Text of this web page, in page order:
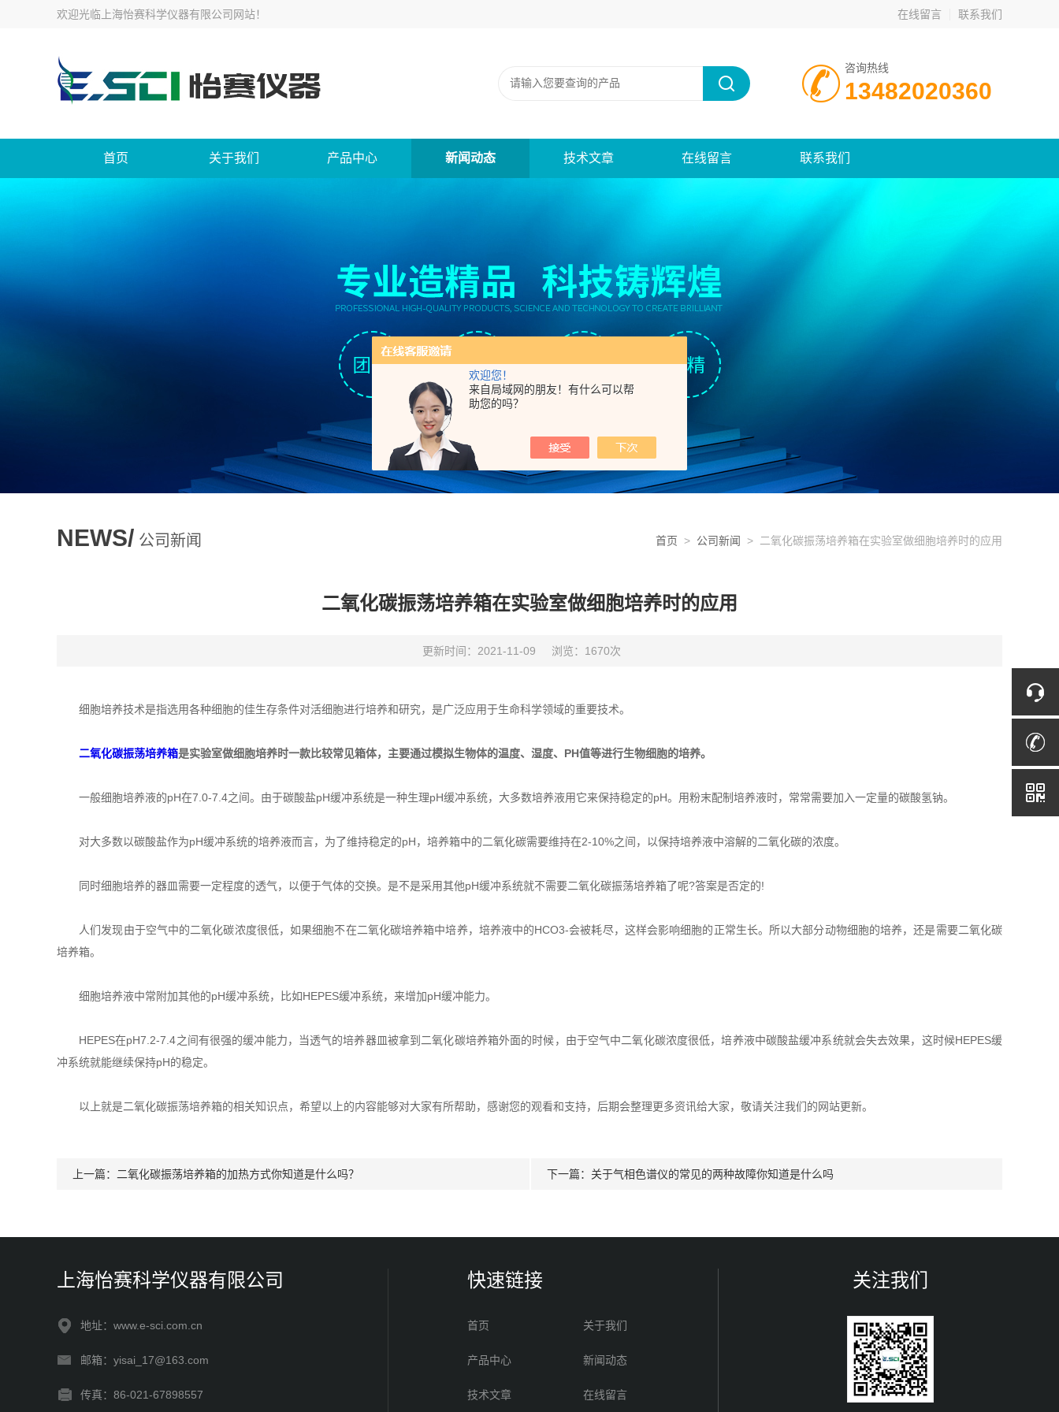
欢迎您！
来自局域网的朋友！有什么可以帮
助您的吗？
欢迎光临 上海怡赛科学仪器有限公司网站！ 在线留言 联系我们
咨询热线
13482020360
首页 关于我们 产品中心 新闻动态 技术文章 在线留言 联系我们
NEWS/ 公司新闻 首页 > 公司新闻 > 二氧化碳振荡培养箱在实验室做细胞培养时的应用
二氧化碳振荡培养箱在实验室做细胞培养时的应用
更新时间：2021-11-09 浏览：1670次
细胞培养技术是指选用各种细胞的佳生存条件对活细胞进行培养和研究，是广泛应用于生命科学领域的重要技术。
二氧化碳振荡培养箱是实验室做细胞培养时一款比较常见箱体，主要通过模拟生物体的温度、湿度、PH值等进行生物细胞的培养。
一般细胞培养液的pH在7.0-7.4之间。由于碳酸盐pH缓冲系统是一种生理pH缓冲系统，大多数培养液用它来保持稳定的pH。用粉末配制培养液时，常常需要加入一定量的碳酸氢钠。
对大多数以碳酸盐作为pH缓冲系统的培养液而言，为了维持稳定的pH，培养箱中的二氧化碳需要维持在2-10%之间，以保持培养液中溶解的二氧化碳的浓度。
同时细胞培养的器皿需要一定程度的透气，以便于气体的交换。是不是采用其他pH缓冲系统就不需要二氧化碳振荡培养箱了呢?答案是否定的!
人们发现由于空气中的二氧化碳浓度很低，如果细胞不在二氧化碳培养箱中培养，培养液中的HCO3-会被耗尽，这样会影响细胞的正常生长。所以大部分动物细胞的培养，还是需要二氧化碳
培养箱。
细胞培养液中常附加其他的pH缓冲系统，比如HEPES缓冲系统，来增加pH缓冲能力。
HEPES在pH7.2-7.4之间有很强的缓冲能力，当透气的培养器皿被拿到二氧化碳培养箱外面的时候，由于空气中二氧化碳浓度很低，培养液中碳酸盐缓冲系统就会失去效果，这时候HEPES缓
冲系统就能继续保持pH的稳定。
以上就是二氧化碳振荡培养箱的相关知识点，希望以上的内容能够对大家有所帮助，感谢您的观看和支持，后期会整理更多资讯给大家，敬请关注我们的网站更新。
上一篇： 二氧化碳振荡培养箱的加热方式你知道是什么吗？ 下一篇： 关于气相色谱仪的常见的两种故障你知道是什么吗
上海怡赛科学仪器有限公司
地址：www.e-sci.com.cn
邮箱：yisai_17@163.com
传真：86-021-67898557
快速链接
首页 关于我们
产品中心 新闻动态
技术文章 在线留言
关注我们